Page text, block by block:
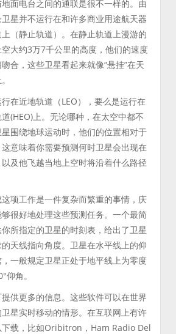
面电台之间的通联是很不一样的。由
星并不运行在和许多商业用途航天器
（静止轨道）。在静止轨道上漫游的
大约3万7千公里的高度，他们的速度
合，这些卫星看起来就像“悬挂”在天
在近地轨道（LEO），要么是运行在
(HEO)上。无论哪种，在太空中都不
围绕地球运动时，他们的位置相对于
意味着你需要预测何时卫星会出现在
及他飞越当地上空时将沿着什么路径
项工作是一件复杂而繁重的事情，庆
很好地处理这些预测任务。一个最简
所指定的卫星的时刻表，给出了卫星
天线指向角度。卫星在水平线上的仰
一般规定卫星正处于地平线上为零度
仰角。
供更多的信息。这些软件可以在世界
星实时移动的情形。在互联网上有许
下载，比如Oribitron，Ham Radio Del